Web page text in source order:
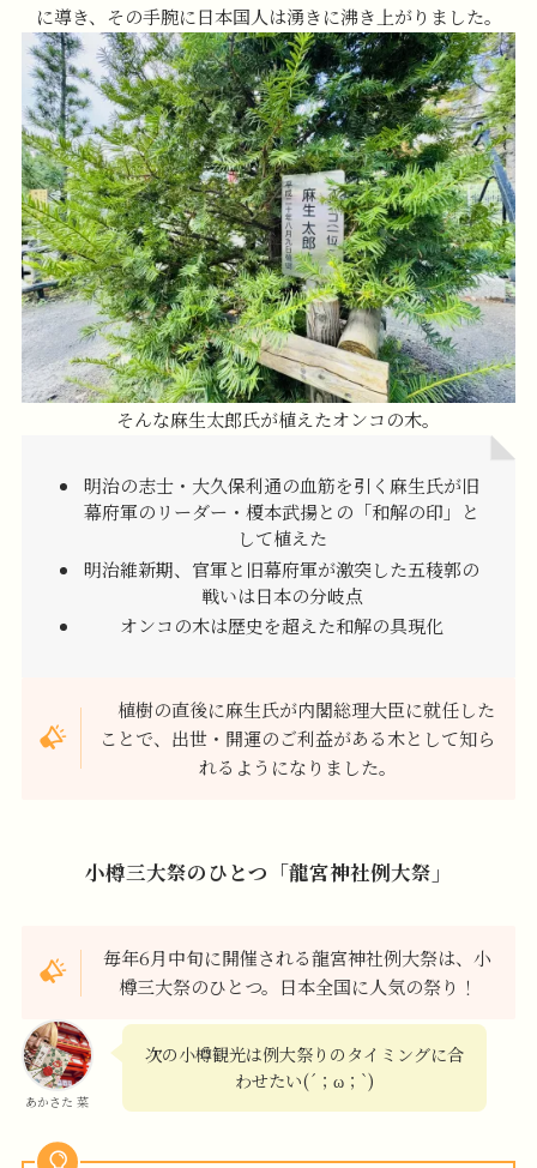
に導き、その手腕に日本国人は湧きに沸き上がりました。
そんな麻生太郎氏が植えたオンコの木。
明治の志士・大久保利通の血筋を引く麻生氏が旧
幕府軍のリーダー・榎本武揚との「和解の印」と
して植えた
明治維新期、官軍と旧幕府軍が激突した五稜郭の
戦いは日本の分岐点
オンコの木は歴史を超えた和解の具現化
植樹の直後に麻生氏が内閣総理大臣に就任した
ことで、出世・開運のご利益がある木として知ら
れるようになりました。
小樽三大祭のひとつ「龍宮神社例大祭」
毎年6月中旬に開催される龍宮神社例大祭は、小
樽三大祭のひとつ。日本全国に人気の祭り！
あかさた 菜
次の小樽観光は例大祭りのタイミングに合
わせたい(´；ω；`)